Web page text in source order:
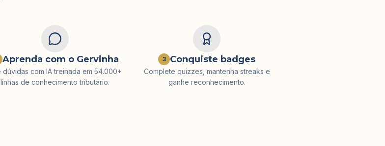
Aprenda com o Gervinha
dúvidas com IA treinada em 54.000+
linhas de conhecimento tributário.
3 Conquiste badges
Complete quizzes, mantenha streaks e
ganhe reconhecimento.